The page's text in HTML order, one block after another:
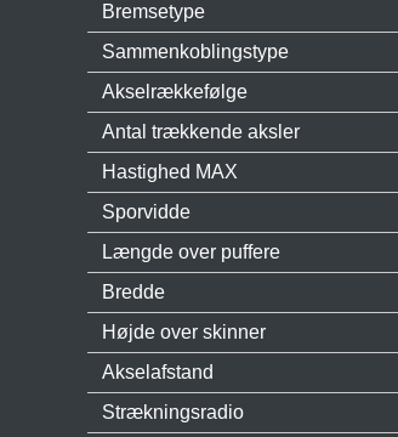
Bremsetype
Sammenkoblingstype
Akselrækkefølge
Antal trækkende aksler
Hastighed MAX
Sporvidde
Længde over puffere
Bredde
Højde over skinner
Akselafstand
Strækningsradio